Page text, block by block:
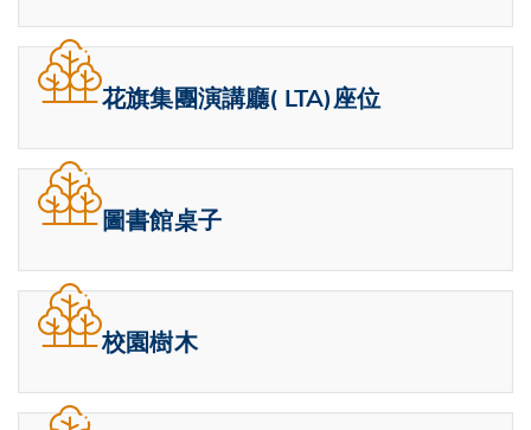
花旗集團演講廳( LTA)座位
圖書館桌子
校園樹木